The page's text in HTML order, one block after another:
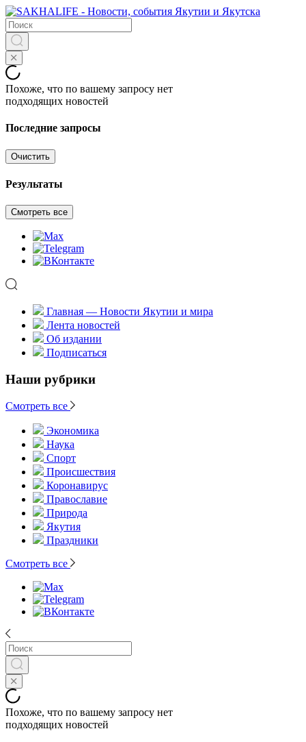
Похоже, что по вашему запросу нет
подходящих новостей
Последние запросы
Очистить
Результаты
Смотреть все
Главная — Новости Якутии и мира
Лента новостей
Об издании
Подписаться
Наши рубрики
Смотреть все
Экономика
Наука
Спорт
Происшествия
Коронавирус
Православие
Природа
Якутия
Праздники
Смотреть все
Похоже, что по вашему запросу нет
подходящих новостей